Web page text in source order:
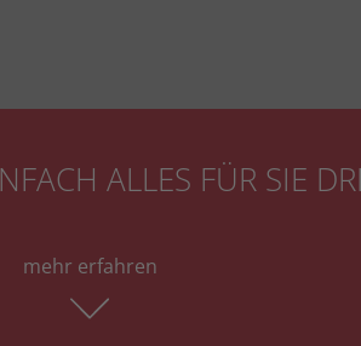
ALLES FÜR SIE
mehr erfahren